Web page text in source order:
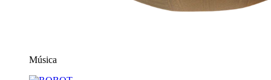
Música